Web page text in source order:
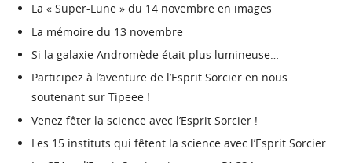
La « Super-Lune » du 14 novembre en images
La mémoire du 13 novembre
Si la galaxie Andromède était plus lumineuse…
Participez à l’aventure de l’Esprit Sorcier en nous
soutenant sur Tipeee !
Venez fêter la science avec l’Esprit Sorcier !
Les 15 instituts qui fêtent la science avec l’Esprit Sorcier